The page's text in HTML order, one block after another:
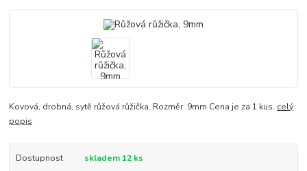
Kovová, drobná, sytě růžová růžička. Rozměr: 9mm Cena je za 1 kus. celý
popis
Dostupnost skladem 12 ks